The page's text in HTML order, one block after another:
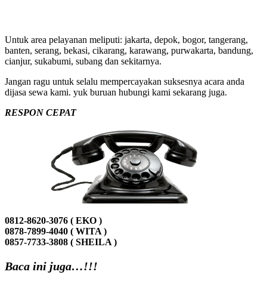
Untuk area pelayanan meliputi: jakarta, depok, bogor, tangerang,
banten, serang, bekasi, cikarang, karawang, purwakarta, bandung,
cianjur, sukabumi, subang dan sekitarnya.
Jangan ragu untuk selalu mempercayakan suksesnya acara anda
dijasa sewa kami. yuk buruan hubungi kami sekarang juga.
RESPON CEPAT
0812-8620-3076 ( EKO )
0878-7899-4040 ( WITA )
0857-7733-3808 ( SHEILA )
Baca ini juga…!!!